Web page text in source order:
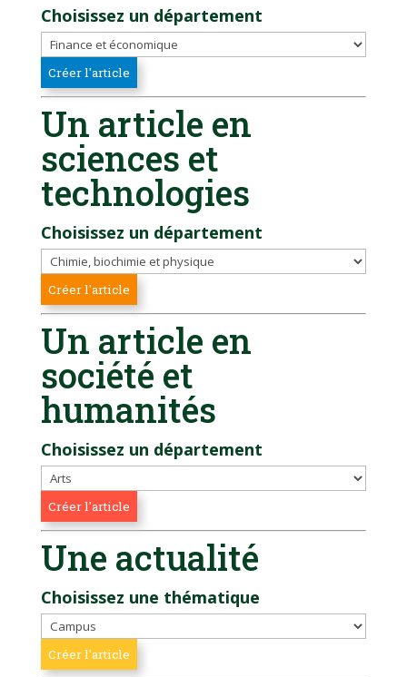
Choisissez un département
Un article en
sciences et
technologies
Choisissez un département
Un article en
société et
humanités
Choisissez un département
Une actualité
Choisissez une thématique